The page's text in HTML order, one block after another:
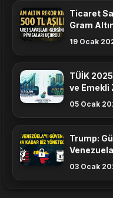
Ticaret
Gram
19 Ocak
TÜİK
ve Emekli
Puanı Aştı
05 Ocak
Trump:
03 Ocak